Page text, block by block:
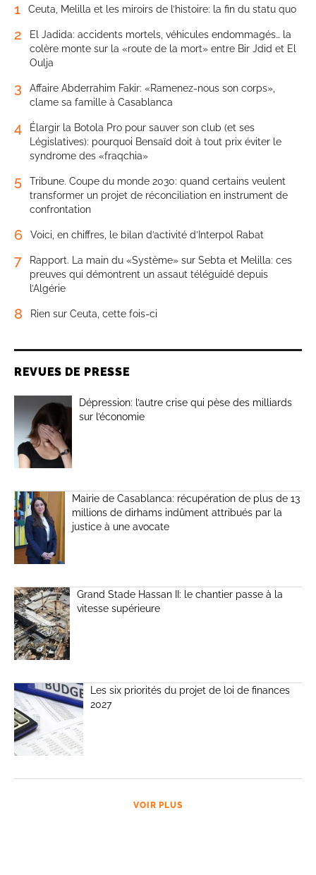
1 Ceuta, Melilla et les miroirs de l’histoire: la fin du statu quo
2
El Jadida: accidents mortels, véhicules endommagés… la
colère monte sur la «route de la mort» entre Bir Jdid et El
Oulja
3
Affaire Abderrahim Fakir: «Ramenez-nous son corps»,
clame sa famille à Casablanca
4
Élargir la Botola Pro pour sauver son club (et ses
Législatives): pourquoi Bensaïd doit à tout prix éviter le
syndrome des «fraqchia»
5
Tribune. Coupe du monde 2030: quand certains veulent
transformer un projet de réconciliation en instrument de
confrontation
6 Voici, en chiffres, le bilan d’activité d’Interpol Rabat
7
Rapport. La main du «Système» sur Sebta et Melilla: ces
preuves qui démontrent un assaut téléguidé depuis
l’Algérie
8 Rien sur Ceuta, cette fois-ci
REVUES DE PRESSE
Dépression: l’autre crise qui pèse des milliards
sur l’économie
Mairie de Casablanca: récupération de plus de 13
millions de dirhams indûment attribués par la
justice à une avocate
Grand Stade Hassan II: le chantier passe à la
vitesse supérieure
Les six priorités du projet de loi de finances
2027
VOIR PLUS